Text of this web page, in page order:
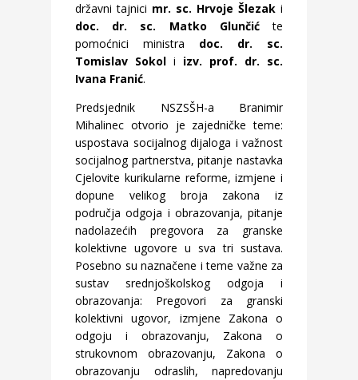
državni tajnici mr. sc. Hrvoje Šlezak i
doc. dr. sc. Matko Glunčićte
pomoćnici ministra doc. dr. sc.
Tomislav Sokol i izv. prof. dr. sc.
Ivana Franić.
Predsjednik NSZSŠH-a Branimir
Mihalinec otvorio je zajedničke teme:
uspostava socijalnog dijaloga i važnost
socijalnog partnerstva, pitanje nastavka
Cjelovite kurikularne reforme, izmjene i
dopune velikog broja zakona iz
područja odgoja i obrazovanja, pitanje
nadolazećih pregovora za granske
kolektivne ugovore u sva tri sustava.
Posebno su naznačene i teme važne za
sustav srednjoškolskog odgoja i
obrazovanja: Pregovori za granski
kolektivni ugovor, izmjene Zakona o
odgoju i obrazovanju, Zakona o
strukovnom obrazovanju, Zakona o
obrazovanju odraslih, napredovanju